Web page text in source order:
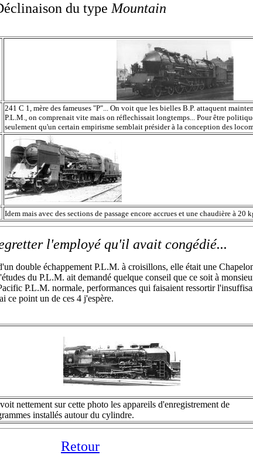
du type Mountain
241 C 1, mère des fameuses "P"... On voit que les bielles B.P. attaquent
P.L.M., on comprenait vite mais on réflechissait longtemps... Pour être
seulement qu'un certain empirisme semblait présider à la conception des
Idem mais avec des sections de passage encore accrues et une chaudière à 20
l'employé qu'il avait congédié...
double échappement P.L.M. à croisillons, elle était une
du P.L.M. ait demandé quelque conseil que ce soit à
P.L.M. normale, performances qui faisaient ressortir
ce point un de ces 4 j'espère.
nettement sur cette photo les appareils d'enregistrement de
installés autour du cylindre.
Retour